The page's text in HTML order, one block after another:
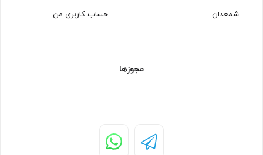
شمعدان
حساب کاربری من
مجوزها